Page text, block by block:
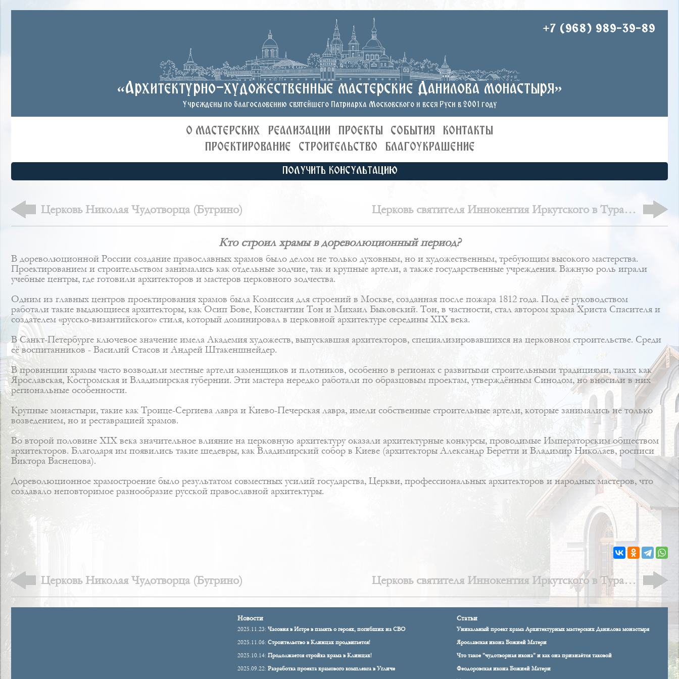
+7 (968) 989-39-89
«Архитектурно-художественные мастерские Данилова монастыря»
Учреждены по благословению святейшего Патриарха Московского и всея Руси в 2001 году
О МАСТЕРСКИХ РЕАЛИЗАЦИИ ПРОЕКТЫ СОБЫТИЯ
КОНТАКТЫ
ПРОЕКТИРОВАНИЕ
СТРОИТЕЛЬСТВО БЛАГОУКРАШЕНИЕ
ПОЛУЧИТЬ КОНСУЛЬТАЦИЮ
Церковь Николая Чудотворца (Бугрино)
Церковь святителя Иннокентия Иркутского в Туране:
Кто строил храмы в дореволюционный период?
В дореволюционной России создание православных храмов было делом не только духовным, но и художественным, требующим высокого мастерства.
Проектированием и строительством занимались как отдельные зодчие, так и крупные артели, а также государственные учреждения. Важную роль играли
учебные центры, где готовили архитекторов и мастеров церковного зодчества.
Одним из главных центров проектирования храмов была Комиссия для строений в Москве, созданная после пожара 1812 года. Под её руководством
работали такие выдающиеся архитекторы, как Осип Бове, Константин Тон и Михаил Быковский. Тон, в частности, стал автором храма Христа Спасителя и
создателем «русско-византийского» стиля, который доминировал в церковной архитектуре середины XIX века.
В Санкт-Петербурге ключевое значение имела Академия художеств, выпускавшая архитекторов, специализировавшихся на церковном строительстве. Среди
её воспитанников - Василий Стасов и Андрей Штакеншнейдер.
В провинции храмы часто возводили местные артели каменщиков и плотников, особенно в регионах с развитыми строительными традициями, таких как
Ярославская, Костромская и Владимирская губернии. Эти мастера нередко работали по образцовым проектам, утверждённым Синодом, но вносили в них
региональные особенности.
Крупные монастыри, такие как Троице-Сергиева лавра и Киево-Печерская лавра, имели собственные строительные артели, которые занимались не только
возведением, но и реставрацией храмов.
Во второй половине XIX века значительное влияние на церковную архитектуру оказали архитектурные конкурсы, проводимые Императорским обществом
архитекторов. Благодаря им появились такие шедевры, как Владимирский собор в Киеве (архитекторы Александр Беретти и Владимир Николаев, росписи
Виктора Васнецова).
Дореволюционное храмостроение было результатом совместных усилий государства, Церкви, профессиональных архитекторов и народных мастеров, что
создавало неповторимое разнообразие русской православной архитектуры.
Церковь Николая Чудотворца (Бугрино)
Церковь святителя Иннокентия Иркутского в Туране:
история утраченного храма
Новости
2025.11.23:Часовня в Истре в память о героях, погибших на СВО
2025.11.06:Строительство в Клинцах продвигается!
2025.10.14:Продолжается стройка храма в Клинцах!
2025.09.22:Разработка проекта храмового комплекса в Угличе
Статьи
Уникальный проект храма Архитектурных мастерских Данилова монастыря
Ярославская икона Божией Матери
Что такое "чудотворная икона" и как она признаётся таковой
Феодоровская икона Божией Матери